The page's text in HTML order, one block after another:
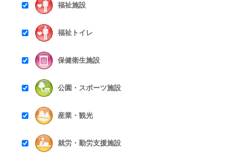
福祉施設
福祉トイレ
保健衛生施設
公園・スポーツ施設
産業・観光
就労・勤労支援施設